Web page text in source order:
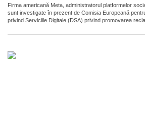
Firma americană Meta, administratorul platformelor
sunt investigate în prezent de Comisia Europeană
privind Serviciile Digitale (DSA) privind promovarea